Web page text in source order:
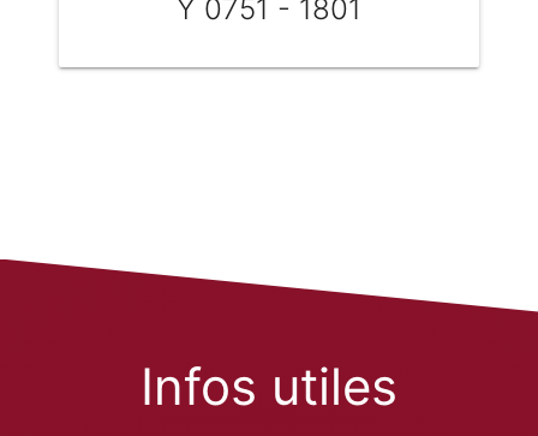
Y 0751 - 1801
Infos utiles